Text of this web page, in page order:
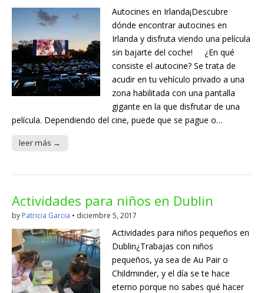
Autocines en Irlanda¡Descubre
dónde encontrar autocines en
Irlanda y disfruta viendo una película
sin bajarte del coche! ¿En qué
consiste el autocine? Se trata de
acudir en tu vehículo privado a una
zona habilitada con una pantalla
gigante en la que disfrutar de una
película. Dependiendo del cine, puede que se pague o…
leer más →
Actividades para niños en Dublin
by Patricia Garcia • diciembre 5, 2017
Actividades para niños pequeños en
Dublin¿Trabajas con niños
pequeños, ya sea de Au Pair o
Childminder, y el día se te hace
eterno porque no sabes qué hacer